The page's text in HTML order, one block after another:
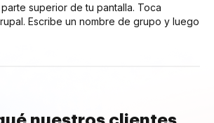
superior de tu pantalla. Toca
Escribe un nombre de grupo y luego